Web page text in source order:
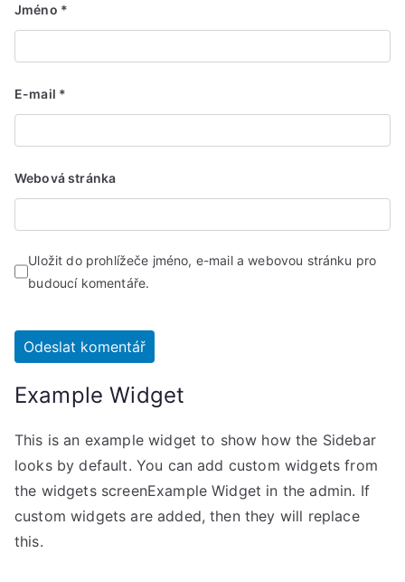
Jméno *
E-mail *
Webová stránka
Uložit do prohlížeče jméno, e-mail a webovou stránku pro
budoucí komentáře.
Example Widget
This is an example widget to show how the Sidebar
looks by default. You can add custom widgets from
the widgets screenExample Widget in the admin. If
custom widgets are added, then they will replace
this.